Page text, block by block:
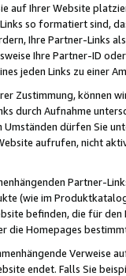
auf Ihrer Website
so formatiert sind,
Ihre Partner-Links
Ihre Partner-ID
jeden Links zu einer
Zustimmung, können
durch Aufnahme
dürfen Sie
aufrufen, nicht
Partner-
(wie im
befinden, die für
die Homepages
endet. Falls Sie